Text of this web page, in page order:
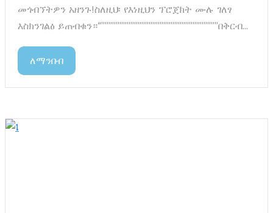
መጎብኘትዎን አዘንጉ!ስለዚህ፡ የእነዚህን ፕሮጀክት ሙሉ ገለፃ
እስክንገልፅ ይጠብቁን።“””””””””””””””””””””””””””””””””በቅርብ...
ለማንበብ